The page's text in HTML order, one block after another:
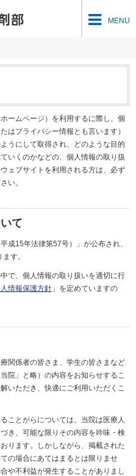
MENU
ームページ）を利用するに際し、個
はプライバシー情報とも言います）
うにして取得され、どのような目的
いくのかなどの、個人情報の取り扱
ェブサイトを利用される方は、必ず
い。
て
成15年法律第57号）」が公布され、
す。
で、個人情報の取り扱いを適切に行
情報保護方針 」を定めていますの
関係者の皆さま、学生の皆さまなど
院」と略）の内容をお知らせするこ
いただき、快適にご利用いただくこ
ことがらについては、当院は医療人
き、可能な限りその内容を吟味・検
ります。しかしながら、掲載された
の場合にあてはまるとは限りませ
や不利益が発生することがありまし